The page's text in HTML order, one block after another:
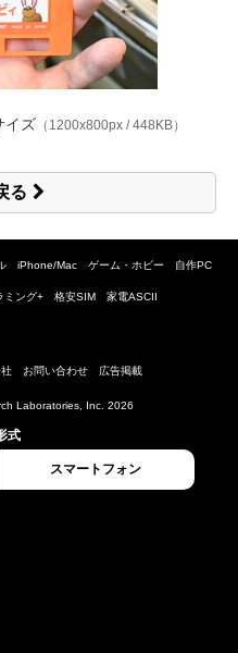
イズ （1200x800px / 448KB）
る
iPhone/Mac ゲーム・ホビー 自作PC
ミング+ 格安SIM 家電ASCII
お問い合わせ 広告掲載
Laboratories, Inc. 2026
式
スマートフォン